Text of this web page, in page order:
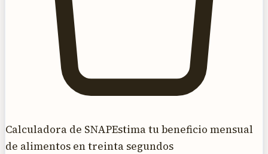
Calculadora de SNAPEstima tu beneficio mensual
de alimentos en treinta segundos